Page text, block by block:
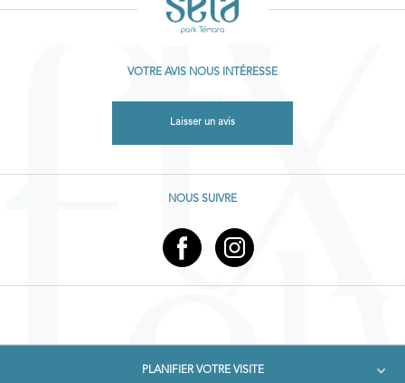
VOTRE AVIS NOUS INTÉRESSE
Laisser un avis
NOUS SUIVRE
PLANIFIER VOTRE VISITE